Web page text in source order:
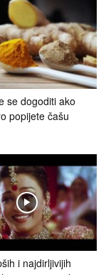
se dogoditi ako
popijete čašu
i najdirljivijih